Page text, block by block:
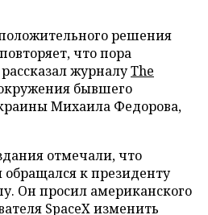
решения
что пора
журналуThe
бывшего
Михаила Федорова,
отмечали, что
к президенту
Он просил американского
SpaceX изменить